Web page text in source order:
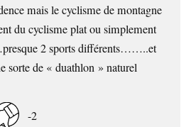
mais le cyclisme de montagne
du cyclisme plat ou simplement
2 sports différents……..et
sorte de « duathlon » naturel
-2